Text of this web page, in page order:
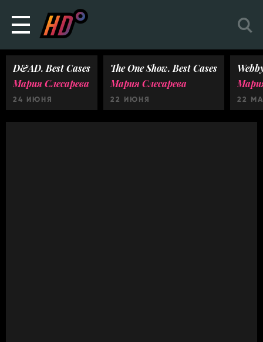
D&AD. Best Cases
Мария Слесарева
24 ИЮНЯ
The One Show. Best Cases
Мария Слесарева
22 ИЮНЯ 22